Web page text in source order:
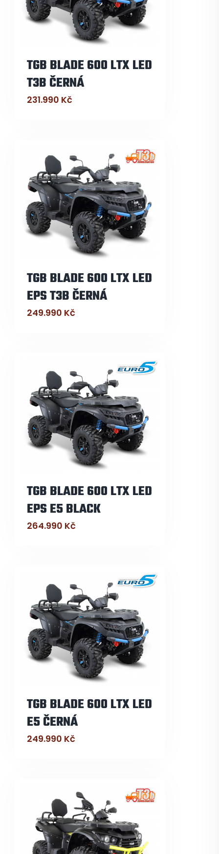
TGB BLADE 600 LTX LED
T3B ČERNÁ
231.990 Kč
TGB BLADE 600 LTX LED
EPS T3B ČERNÁ
249.990 Kč
TGB BLADE 600 LTX LED
EPS E5 BLACK
264.990 Kč
TGB BLADE 600 LTX LED
E5 ČERNÁ
249.990 Kč